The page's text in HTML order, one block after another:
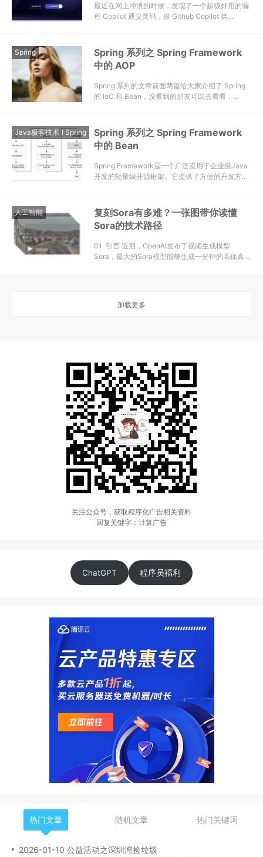
最近在网上冲浪的时候，发现了一个超级好用的编
程 Copilot 通义灵码，跟 Github Copilot 类…
Spring
Spring 系列之 Spring Framework
中的 AOP
Spring 系列的文章前面两篇给大家介绍了 Spring
的 IoC 和 Bean，没看到的朋友可以去看看，…
Java极客技术 Spring
Spring 系列之 Spring Framework
中的 Bean
Spring Framework是一个广泛应用于企业级Java
开发的轻量级开源框架。它提供了方便的开发方式
中的Bean，并介绍其重要性和用法。
人工智能
复刻Sora有多难？一张图带你读懂
Sora的技术路径
01 引言 近期，OpenAI发布了视频生成模型
Sora，最大的Sora模型能够生成一分钟的高保真视
加载更多
关注公众号，获取程序化广告相关资料
回复关键字：计算广告
ChatGPT 程序员福利
热门文章 随机文章 热门关键词
2026-01-10 公益活动之深圳湾捡垃圾